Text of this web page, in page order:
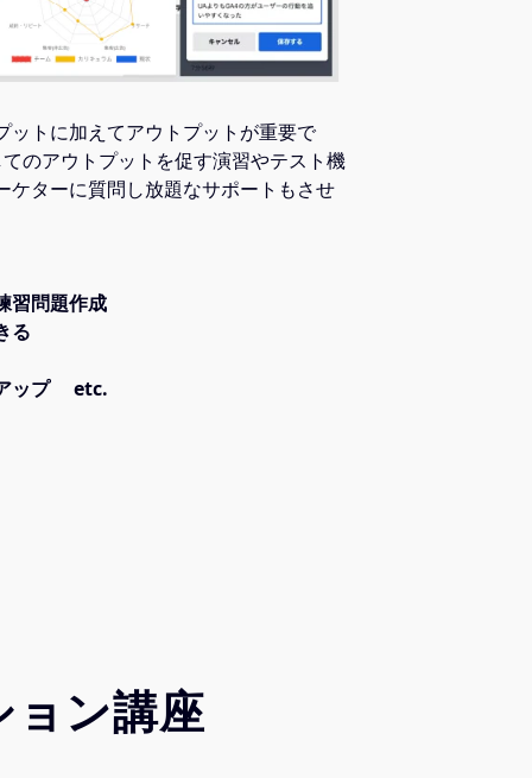
ットに加えてアウトプットが重要で
のアウトプットを促す演習やテスト機
ケターに質問し放題なサポートもさせ
習問題作成
る
アップ etc.
ョン講座